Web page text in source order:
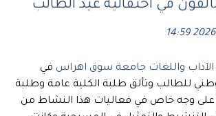
في احتفالية عيد الطالب
الآداب واللغات جامعة سوق اهراس في
للطالب وتألق طلبة الكلية عامة وطلبة
على وجه خاص في فعاليات هذا النشاط من